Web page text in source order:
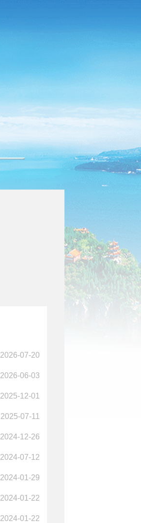
2026-07-20
2026-06-03
2025-12-01
2025-07-11
2024-12-26
2024-07-12
2024-01-29
2024-01-22
2024-01-22